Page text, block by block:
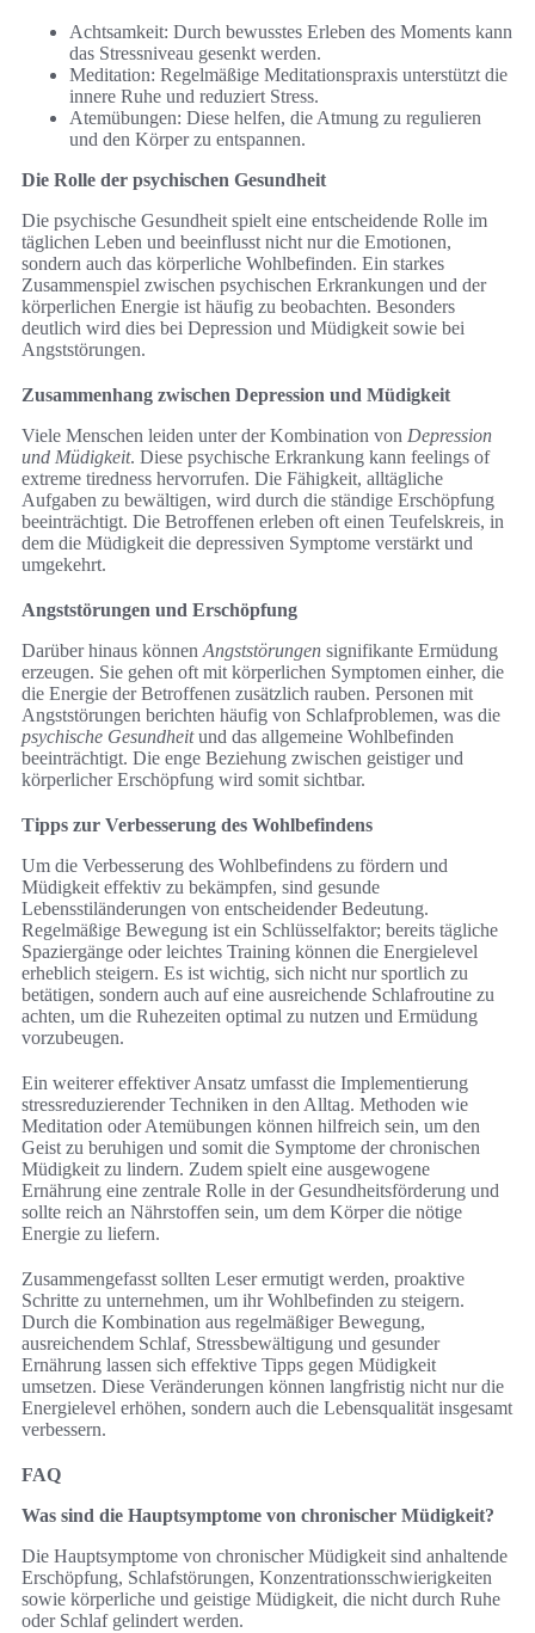
Achtsamkeit: Durch bewusstes Erleben des Moments kann
das Stressniveau gesenkt werden.
Meditation: Regelmäßige Meditationspraxis unterstützt die
innere Ruhe und reduziert Stress.
Atemübungen: Diese helfen, die Atmung zu regulieren
und den Körper zu entspannen.
Die Rolle der psychischen Gesundheit
Die psychische Gesundheit spielt eine entscheidende Rolle im
täglichen Leben und beeinflusst nicht nur die Emotionen,
sondern auch das körperliche Wohlbefinden. Ein starkes
Zusammenspiel zwischen psychischen Erkrankungen und der
körperlichen Energie ist häufig zu beobachten. Besonders
deutlich wird dies bei Depression und Müdigkeit sowie bei
Angststörungen.
Zusammenhang zwischen Depression und Müdigkeit
Viele Menschen leiden unter der Kombination von Depression
und Müdigkeit. Diese psychische Erkrankung kann feelings of
extreme tiredness hervorrufen. Die Fähigkeit, alltägliche
Aufgaben zu bewältigen, wird durch die ständige Erschöpfung
beeinträchtigt. Die Betroffenen erleben oft einen Teufelskreis, in
dem die Müdigkeit die depressiven Symptome verstärkt und
umgekehrt.
Angststörungen und Erschöpfung
Darüber hinaus können Angststörungen signifikante Ermüdung
erzeugen. Sie gehen oft mit körperlichen Symptomen einher, die
die Energie der Betroffenen zusätzlich rauben. Personen mit
Angststörungen berichten häufig von Schlafproblemen, was die
psychische Gesundheitund das allgemeine Wohlbefinden
beeinträchtigt. Die enge Beziehung zwischen geistiger und
körperlicher Erschöpfung wird somit sichtbar.
Tipps zur Verbesserung des Wohlbefindens
Um die Verbesserung des Wohlbefindens zu fördern und
Müdigkeit effektiv zu bekämpfen, sind gesunde
Lebensstiländerungen von entscheidender Bedeutung.
Regelmäßige Bewegung ist ein Schlüsselfaktor; bereits tägliche
Spaziergänge oder leichtes Training können die Energielevel
erheblich steigern. Es ist wichtig, sich nicht nur sportlich zu
betätigen, sondern auch auf eine ausreichende Schlafroutine zu
achten, um die Ruhezeiten optimal zu nutzen und Ermüdung
vorzubeugen.
Ein weiterer effektiver Ansatz umfasst die Implementierung
stressreduzierender Techniken in den Alltag. Methoden wie
Meditation oder Atemübungen können hilfreich sein, um den
Geist zu beruhigen und somit die Symptome der chronischen
Müdigkeit zu lindern. Zudem spielt eine ausgewogene
Ernährung eine zentrale Rolle in der Gesundheitsförderung und
sollte reich an Nährstoffen sein, um dem Körper die nötige
Energie zu liefern.
Zusammengefasst sollten Leser ermutigt werden, proaktive
Schritte zu unternehmen, um ihr Wohlbefinden zu steigern.
Durch die Kombination aus regelmäßiger Bewegung,
ausreichendem Schlaf, Stressbewältigung und gesunder
Ernährung lassen sich effektive Tipps gegen Müdigkeit
umsetzen. Diese Veränderungen können langfristig nicht nur die
Energielevel erhöhen, sondern auch die Lebensqualität insgesamt
verbessern.
FAQ
Was sind die Hauptsymptome von chronischer Müdigkeit?
Die Hauptsymptome von chronischer Müdigkeit sind anhaltende
Erschöpfung, Schlafstörungen, Konzentrationsschwierigkeiten
sowie körperliche und geistige Müdigkeit, die nicht durch Ruhe
oder Schlaf gelindert werden.